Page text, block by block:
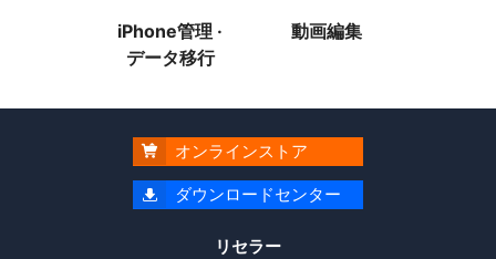
iPhone管理 ·
データ移行
動画編集
 オンラインストア
 ダウンロードセンター
リセラー